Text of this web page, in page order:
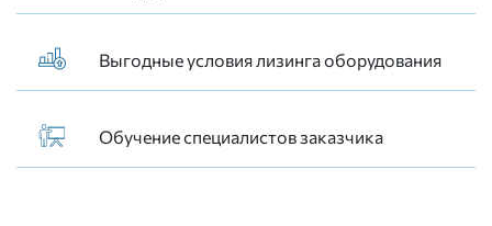
Выгодные условия лизинга оборудования
Обучение специалистов заказчика